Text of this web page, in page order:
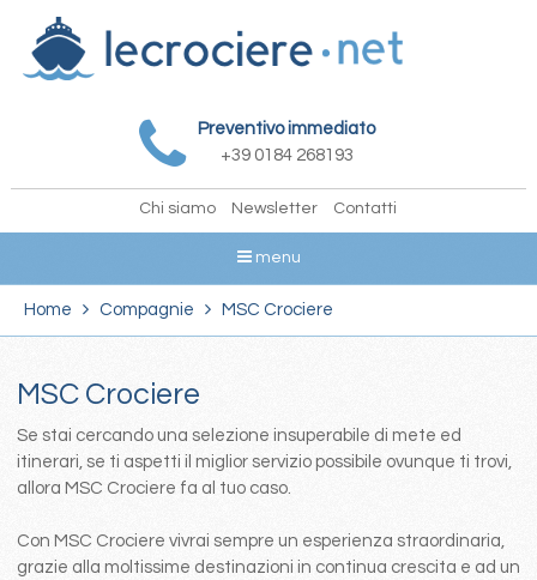
Preventivo immediato
+39 0184 268193
Chi siamo Newsletter Contatti
menu
Home Compagnie MSC Crociere
MSC Crociere
Se stai cercando una selezione insuperabile di mete ed
itinerari, se ti aspetti il miglior servizio possibile ovunque ti trovi,
allora MSC Crociere fa al tuo caso.
Con MSC Crociere vivrai sempre un esperienza straordinaria,
grazie alla moltissime destinazioni in continua crescita e ad un